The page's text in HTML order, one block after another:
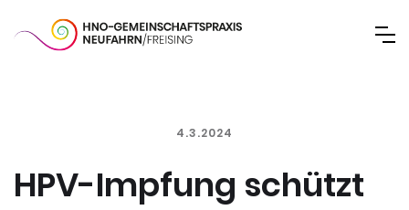
4.3.2024
HPV-Impfung schützt